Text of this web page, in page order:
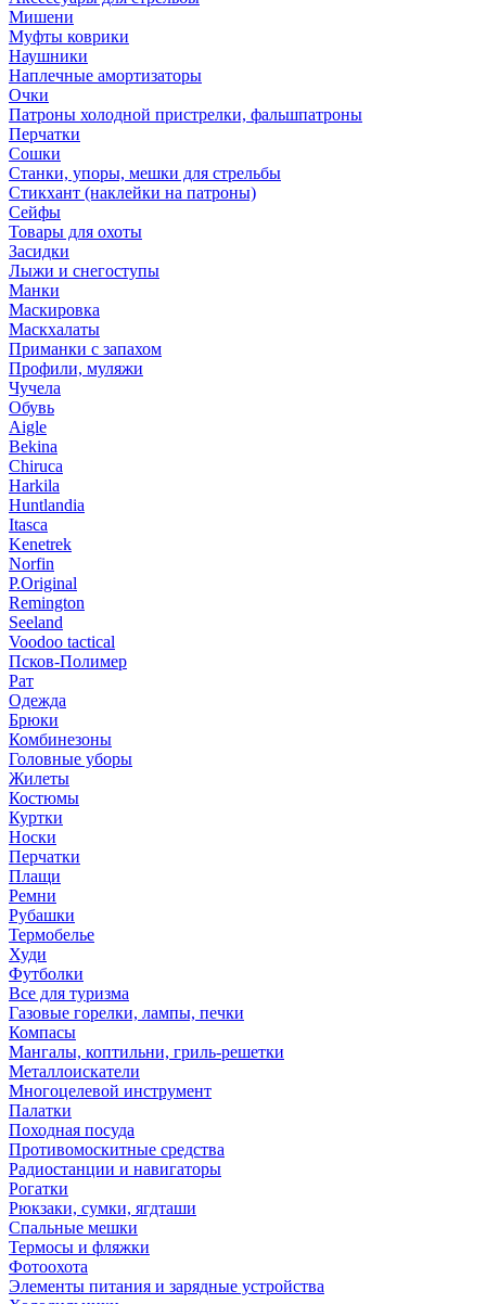
Мишени
Муфты коврики
Наушники
Наплечные амортизаторы
Очки
Патроны холодной пристрелки, фальшпатроны
Перчатки
Сошки
Станки, упоры, мешки для стрельбы
Стикхант (наклейки на патроны)
Сейфы
Товары для охоты
Засидки
Лыжи и снегоступы
Манки
Маскировка
Маскхалаты
Приманки с запахом
Профили, муляжи
Чучела
Обувь
Aigle
Bekina
Chiruсa
Harkila
Huntlandia
Itasca
Kenetrek
Norfin
P.Original
Remington
Seeland
Voodoo tactical
Псков-Полимер
Рат
Одежда
Брюки
Комбинезоны
Головные уборы
Жилеты
Костюмы
Куртки
Носки
Перчатки
Плащи
Ремни
Рубашки
Термобелье
Худи
Футболки
Все для туризма
Газовые горелки, лампы, печки
Компасы
Мангалы, коптильни, гриль-решетки
Металлоискатели
Многоцелевой инструмент
Палатки
Походная посуда
Противомоскитные средства
Радиостанции и навигаторы
Рогатки
Рюкзаки, сумки, ягдташи
Спальные мешки
Термосы и фляжки
Фотоохота
Элементы питания и зарядные устройства